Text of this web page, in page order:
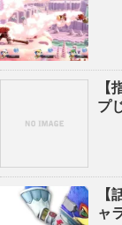
【
プ
【
ャ